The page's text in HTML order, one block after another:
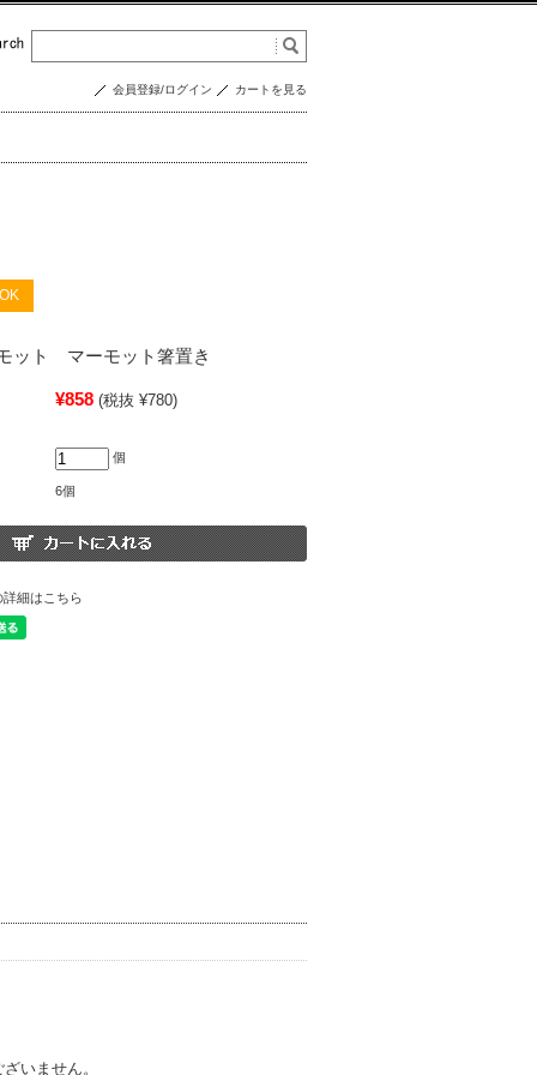
会員登録/ログイン カートを見る
ット マーモット箸置き
¥858 (税抜 ¥780)
個
6個
細はこちら
いません。